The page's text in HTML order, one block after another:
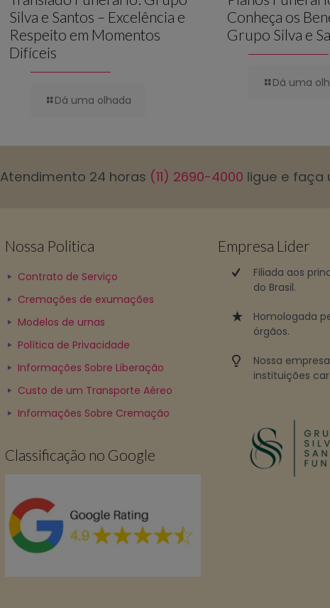
Silva e Santos – Excelência e
Respeito em Momentos
Difíceis
Dá uma olhada
Conheça os
Grupo Silva e
Dá uma
Atendimento 24 horas (11) 2690-4000 ligue e faça
Nossa Politica
Contrato de Serviço
Cremações de exumações
Modelos de urnas
Política de Privacidade
Informações Sobre Liberação
Custo de um Transporte Aéreo
Informações Sobre Cremação
Classificação no Google
Empresa Lider
Filiada aos
do Brasil.
Homologada
órgãos.
Nossa
instituições